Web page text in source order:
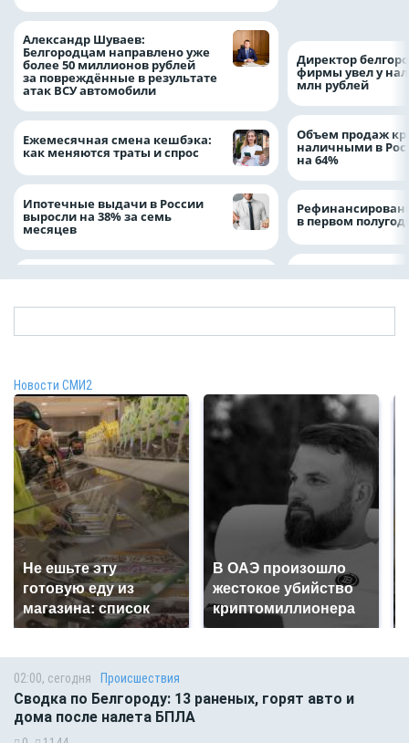
Александр Шуваев:
Белгородцам направлено уже
более 50 миллионов рублей
за повреждённые в результате
атак ВСУ автомобили
Ежемесячная смена кешбэка:
как меняются траты и спрос
Ипотечные выдачи в России
выросли на 38% за семь
месяцев
Директор
фирмы увел у
млн рублей
Объем продаж
наличными в
на 64%
в первом
Новости СМИ2
Не ешьте эту
готовую еду из
магазина: список
В ОАЭ произошло
жестокое убийство
криптомиллионера
02:00, сегодня Происшествия
Сводка по Белгороду: 13 раненых, горят авто и
дома после налета БПЛА